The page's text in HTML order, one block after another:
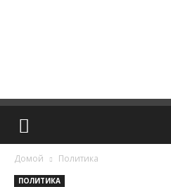
Домой Политика
ПОЛИТИКА